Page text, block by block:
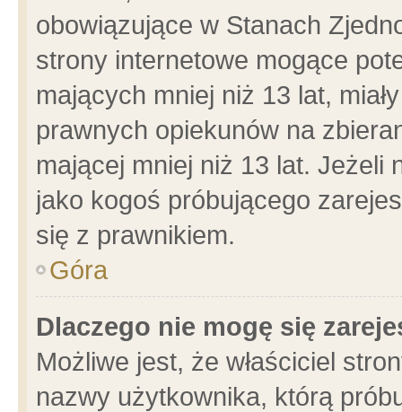
obowiązujące w Stanach
strony internetowe mogące
mających mniej niż 13 lat,
prawnych opiekunów na
mającej mniej niż 13 lat. Jeżeli
jako kogoś próbującego
się z prawnikiem.
Góra
Dlaczego nie mogę się
Możliwe jest, że właściciel
nazwy użytkownika, którą